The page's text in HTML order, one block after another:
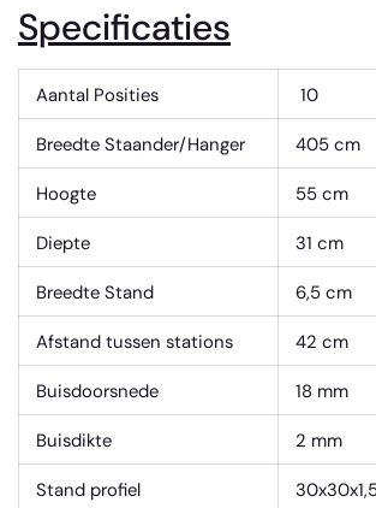
Specificaties
Aantal Posities 10
Breedte Staander/Hanger 405 cm
Hoogte 55 cm
Diepte 31 cm
Breedte Stand 6,5 cm
Afstand tussen stations 42 cm
Buisdoorsnede 18 mm
Buisdikte 2 mm
Stand profiel